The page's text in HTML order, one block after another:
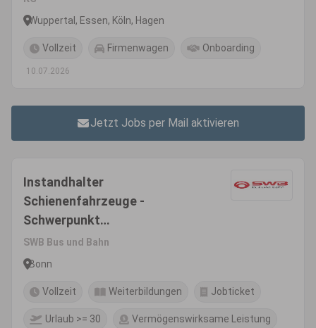
Wuppertal, Essen, Köln, Hagen
Vollzeit Firmenwagen Onboarding
10.07.2026
Jetzt Jobs per Mail aktivieren
Instandhalter
Schienenfahrzeuge -
Schwerpunkt
Unterflurdrehbank (m/w/d)
SWB Bus und Bahn
Bonn
Vollzeit Weiterbildungen Jobticket
Urlaub >= 30 Vermögenswirksame Leistung